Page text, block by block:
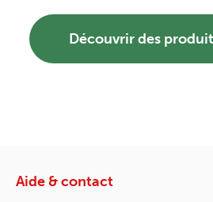
Découvrir des
Aide & contact